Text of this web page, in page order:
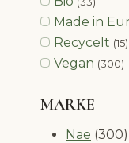
Made in
Recycelt (15)
Vegan (300)
MARKE
Nae (300)